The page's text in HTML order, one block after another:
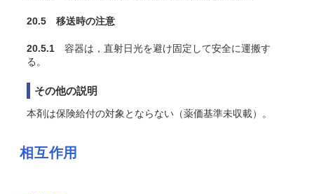
20.5 移送時の注意
20.5.1 容器は，直射日光を避け固定して安全に運搬す
る。
その他の説明
本剤は保険給付の対象とならない（薬価基準未収載）。
相互作用